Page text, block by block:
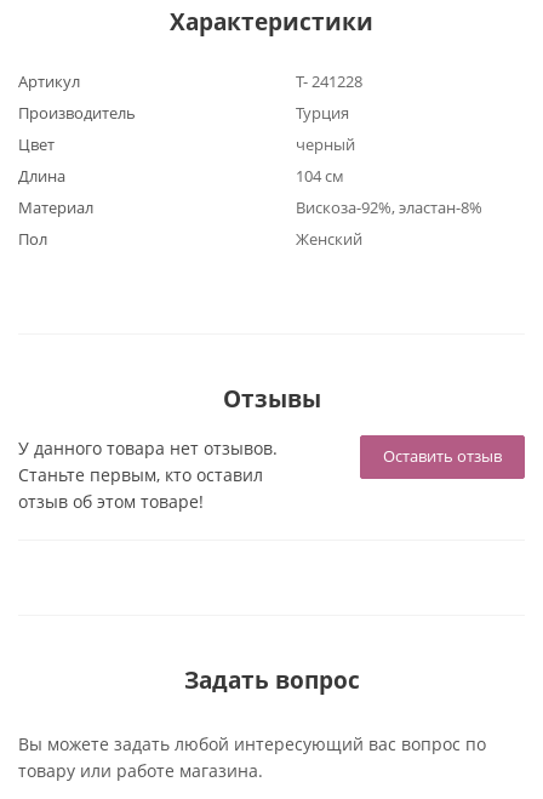
Характеристики
Артикул
Т- 241228
Производитель
Турция
Цвет
черный
Длина
104 см
Материал
Вискоза-92%, эластан-8%
Пол
Женский
Отзывы
Оставить отзыв
У данного товара нет отзывов.
Станьте первым, кто оставил
отзыв об этом товаре!
Задать вопрос
Вы можете задать любой интересующий вас вопрос по
товару или работе магазина.